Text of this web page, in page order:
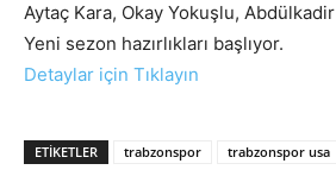
Aytaç Kara, Okay Yokuşlu, Abdülkadir
Yeni sezon hazırlıkları başlıyor.
Detaylar için Tıklayın
ETIKETLER trabzonspor trabzonspor usa